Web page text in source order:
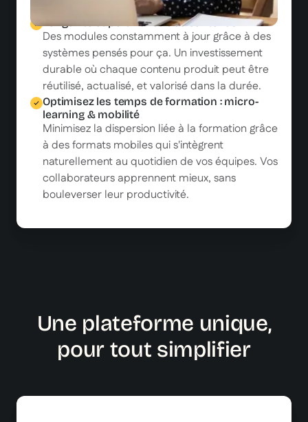
Longévité et pertinence des contenus
Des modules constamment à jour grâce à des
systèmes pensés pour ça. Un investissement
durable où chaque contenu produit peut être
réutilisé, actualisé, et valorisé dans la durée.
Optimisez les temps de formation : micro-
learning & mobilité
Minimisez la dispersion liée à la formation grâce
à des formats mobiles qui s'intègrent
naturellement au quotidien de vos équipes. Vos
collaborateurs apprennent mieux, sans
bouleverser leur productivité.
Une plateforme unique,
pour tout simplifier